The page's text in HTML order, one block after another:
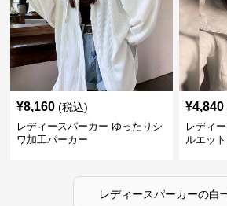
¥8,160 (税込)
レディースパーカー ゆったりシ
ワ加工パーカー
¥4,840
レディ
ルエッ
レディースパーカーの白